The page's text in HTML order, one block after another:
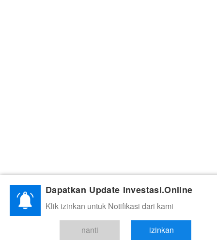
Dapatkan Update Investasi.Online
Klik izinkan untuk Notifikasi dari kami
nanti izinkan